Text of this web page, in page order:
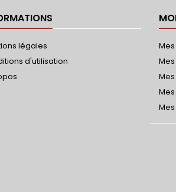
légales
d'utilisation